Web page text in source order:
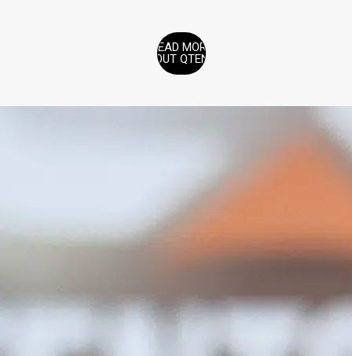
READ MORE
ABOUT QTENTS